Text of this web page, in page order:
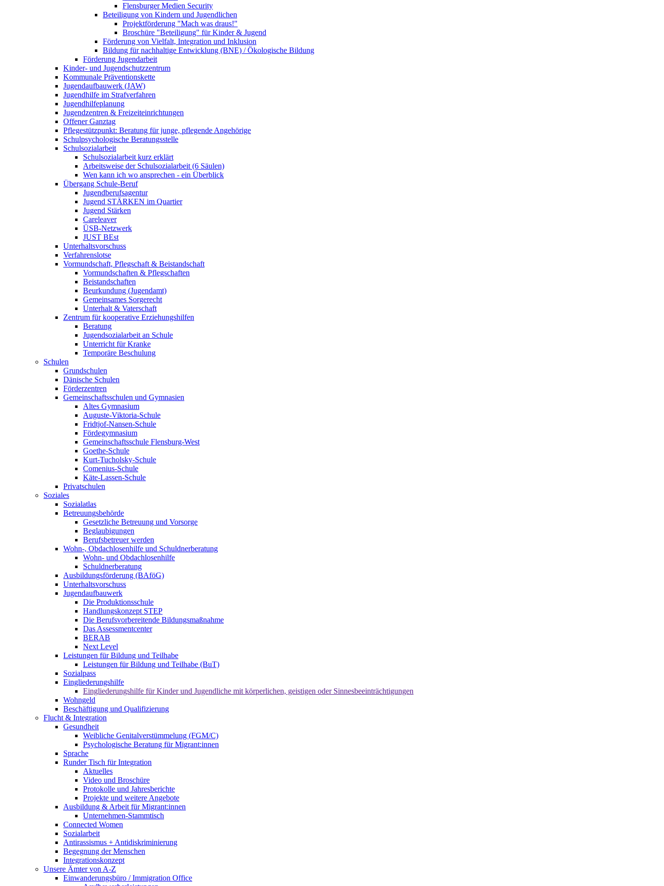
Flensburger Medien Security
Beteiligung von Kindern und Jugendlichen
Projektförderung "Mach was draus!"
Broschüre "Beteiligung" für Kinder & Jugend
Förderung von Vielfalt, Integration und Inklusion
Bildung für nachhaltige Entwicklung (BNE) / Ökologische Bildung
Förderung Jugendarbeit
Kinder- und Jugendschutzzentrum
Kommunale Präventionskette
Jugendaufbauwerk (JAW)
Jugendhilfe im Strafverfahren
Jugendhilfeplanung
Jugendzentren & Freizeiteinrichtungen
Offener Ganztag
Pflegestützpunkt: Beratung für junge, pflegende Angehörige
Schulpsychologische Beratungsstelle
Schulsozialarbeit
Schulsozialarbeit kurz erklärt
Arbeitsweise der Schulsozialarbeit (6 Säulen)
Wen kann ich wo ansprechen - ein Überblick
Übergang Schule-Beruf
Jugendberufsagentur
Jugend STÄRKEN im Quartier
Jugend Stärken
Careleaver
ÜSB-Netzwerk
JUST BEst
Unterhaltsvorschuss
Verfahrenslotse
Vormundschaft, Pflegschaft & Beistandschaft
Vormundschaften & Pflegschaften
Beistandschaften
Beurkundung (Jugendamt)
Gemeinsames Sorgerecht
Unterhalt & Vaterschaft
Zentrum für kooperative Erziehungshilfen
Beratung
Jugendsozialarbeit an Schule
Unterricht für Kranke
Temporäre Beschulung
Schulen
Grundschulen
Dänische Schulen
Förderzentren
Gemeinschaftsschulen und Gymnasien
Altes Gymnasium
Auguste-Viktoria-Schule
Fridtjof-Nansen-Schule
Fördegymnasium
Gemeinschaftsschule Flensburg-West
Goethe-Schule
Kurt-Tucholsky-Schule
Comenius-Schule
Käte-Lassen-Schule
Privatschulen
Soziales
Sozialatlas
Betreuungsbehörde
Gesetzliche Betreuung und Vorsorge
Beglaubigungen
Berufsbetreuer werden
Wohn-, Obdachlosenhilfe und Schuldnerberatung
Wohn- und Obdachlosenhilfe
Schuldnerberatung
Ausbildungsförderung (BAföG)
Unterhaltsvorschuss
Jugendaufbauwerk
Die Produktionsschule
Handlungskonzept STEP
Die Berufsvorbereitende Bildungsmaßnahme
Das Assessmentcenter
BERAB
Next Level
Leistungen für Bildung und Teilhabe
Leistungen für Bildung und Teilhabe (BuT)
Sozialpass
Eingliederungshilfe
Eingliederungshilfe für Kinder und Jugendliche mit körperlichen, geistigen oder Sinnesbeeinträchtigungen
Wohngeld
Beschäftigung und Qualifizierung
Flucht & Integration
Gesundheit
Weibliche Genitalverstümmelung (FGM/C)
Psychologische Beratung für Migrant:innen
Sprache
Runder Tisch für Integration
Aktuelles
Video und Broschüre
Protokolle und Jahresberichte
Projekte und weitere Angebote
Ausbildung & Arbeit für Migrant:innen
Unternehmen-Stammtisch
Connected Women
Sozialarbeit
Antirassismus + Antidiskriminierung
Begegnung der Menschen
Integrationskonzept
Unsere Ämter von A-Z
Einwanderungsbüro / Immigration Office